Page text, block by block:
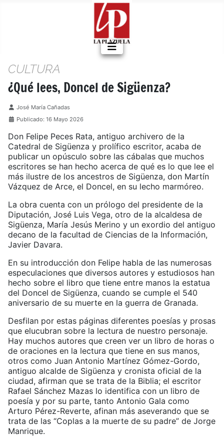
CULTURA
¿Qué lees, Doncel de Sigüenza?
Detalles
José María Cañadas
Publicado: 16 Mayo 2026
Don Felipe Peces Rata, antiguo archivero de la
Catedral de Sigüenza y prolífico escritor, acaba de
publicar un opúsculo sobre las cábalas que muchos
escritores se han hecho acerca de qué es lo que lee el
más ilustre de los ancestros de Sigüenza, don Martín
Vázquez de Arce, el Doncel, en su lecho marmóreo.
La obra cuenta con un prólogo del presidente de la
Diputación, José Luis Vega, otro de la alcaldesa de
Sigüenza, María Jesús Merino y un exordio del antiguo
decano de la facultad de Ciencias de la Información,
Javier Davara.
En su introducción don Felipe habla de las numerosas
especulaciones que diversos autores y estudiosos han
hecho sobre el libro que tiene entre manos la estatua
del Doncel de Sigüenza, cuando se cumple el 540
aniversario de su muerte en la guerra de Granada.
Desfilan por estas páginas diferentes poesías y prosas
que elucubran sobre la lectura de nuestro personaje.
Hay muchos autores que creen ver un libro de horas o
de oraciones en la lectura que tiene en sus manos,
otros como Juan Antonio Martínez Gómez-Gordo,
antiguo alcalde de Sigüenza y cronista oficial de la
ciudad, afirman que se trata de la Biblia; el escritor
Rafael Sánchez Mazas lo identifica con un libro de
poesía y por su parte, tanto Antonio Gala como
Arturo Pérez-Reverte, afinan más aseverando que se
trata de las “Coplas a la muerte de su padre” de Jorge
Manrique.